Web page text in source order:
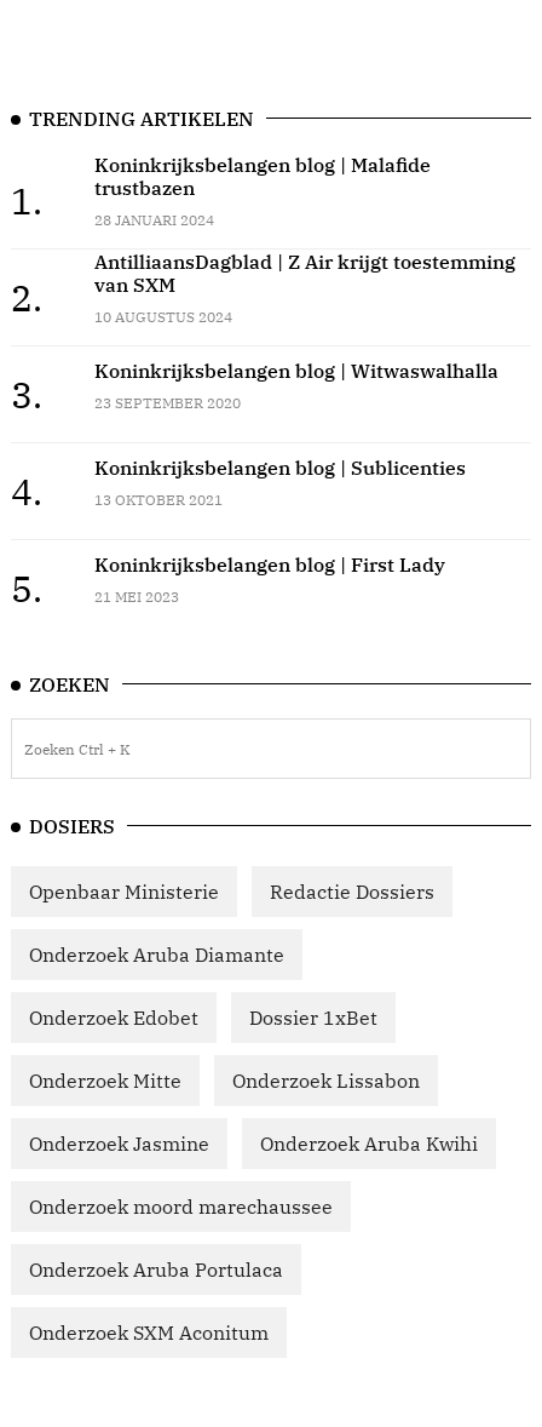
TRENDING ARTIKELEN
1.
Koninkrijksbelangen blog | Malafide
trustbazen
28 JANUARI 2024
2.
AntilliaansDagblad | Z Air krijgt toestemming
van SXM
10 AUGUSTUS 2024
3.
Koninkrijksbelangen blog | Witwaswalhalla
23 SEPTEMBER 2020
4.
Koninkrijksbelangen blog | Sublicenties
13 OKTOBER 2021
5.
Koninkrijksbelangen blog | First Lady
21 MEI 2023
ZOEKEN
DOSIERS
Openbaar Ministerie Redactie Dossiers
Onderzoek Aruba Diamante
Onderzoek Edobet Dossier 1xBet
Onderzoek Mitte Onderzoek Lissabon
Onderzoek Jasmine Onderzoek Aruba Kwihi
Onderzoek moord marechaussee
Onderzoek Aruba Portulaca
Onderzoek SXM Aconitum